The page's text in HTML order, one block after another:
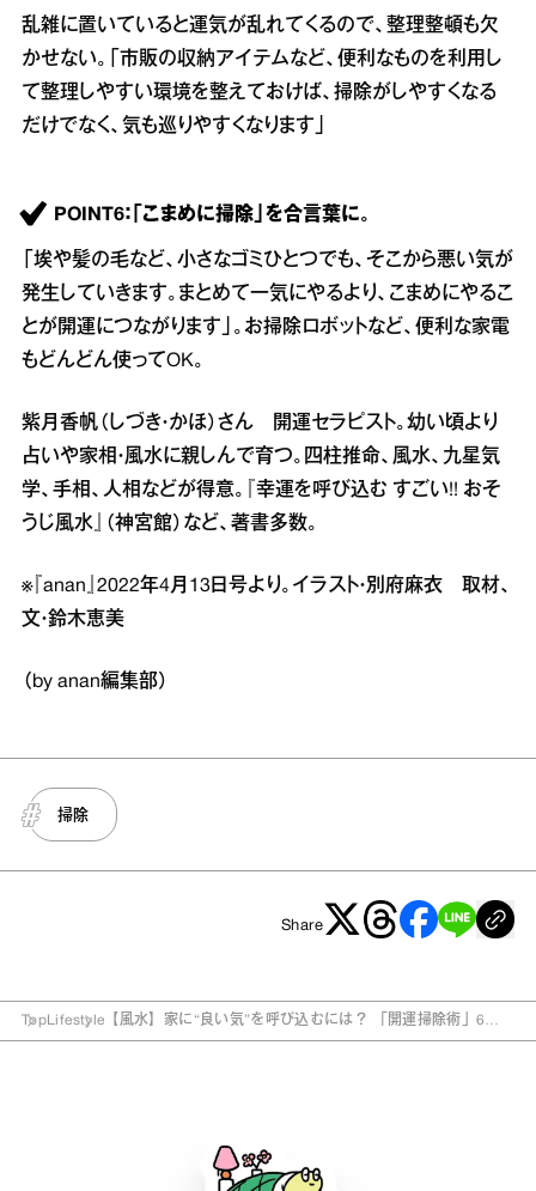
乱雑に置いていると運気が乱れてくるので、整理整頓も欠
かせない。「市販の収納アイテムなど、便利なものを利用し
て整理しやすい環境を整えておけば、掃除がしやすくなる
だけでなく、気も巡りやすくなります」
POINT6：「こまめに掃除」を合言葉に。
「埃や髪の毛など、小さなゴミひとつでも、そこから悪い気が
発生していきます。まとめて一気にやるより、こまめにやるこ
とが開運につながります」。お掃除ロボットなど、便利な家電
もどんどん使ってOK。
紫月香帆（しづき・かほ）さん 開運セラピスト。幼い頃より
占いや家相・風水に親しんで育つ。四柱推命、風水、九星気
学、手相、人相などが得意。『幸運を呼び込む すごい!! おそ
うじ風水』（神宮館）など、著書多数。
※『anan』2022年4月13日号より。イラスト・別府麻衣 取材、
文・鈴木恵美
（by anan編集部）
掃除
Share
TopLifestyle 【風水】家に“良い気”を呼び込むには？ 「開運掃除術」6つ